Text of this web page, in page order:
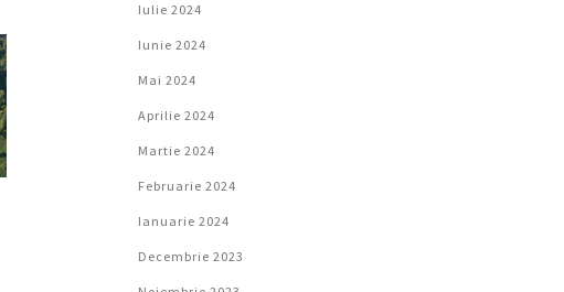
Iulie 2024
Iunie 2024
Mai 2024
Aprilie 2024
Martie 2024
Februarie 2024
Ianuarie 2024
Decembrie 2023